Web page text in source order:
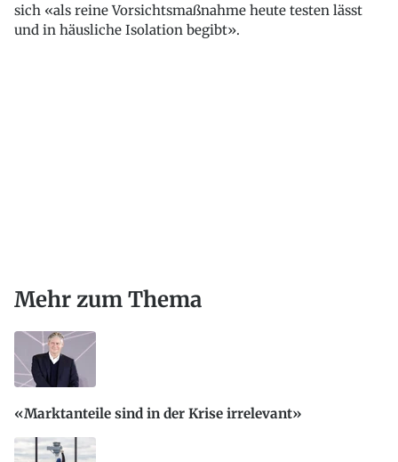
sich «als reine Vorsichtsmaßnahme heute testen lässt
und in häusliche Isolation begibt».
Mehr zum Thema
«Marktanteile sind in der Krise irrelevant»